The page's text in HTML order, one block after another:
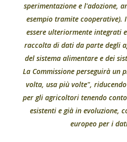
sperimentazione e l'adozione,
esempio tramite cooperative).
essere ulteriormente integrati
raccolta di dati da parte degli
del sistema alimentare e dei
La Commissione perseguirà un
volta, usa più volte",
per gli agricoltori tenendo
esistenti e già in evoluzione,
europeo per i